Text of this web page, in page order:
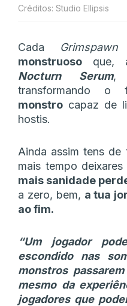
Créditos: Studio Ellipsis
Cada Grimspawn
monstruoso que,
Nocturn Serum,
transformando o
monstro capaz de
hostis.
Ainda assim tens
mais tempo
mais sanidade
a zero, bem, a tua
ao fim.
“Um jogador
escondido nas
monstros
mesmo da
jogadores que